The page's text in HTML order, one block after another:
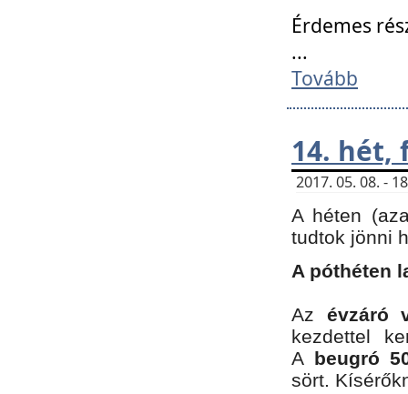
Érdemes
...
Tovább
14. hét,
2017. 05. 08. -
A héten
tudtok jönni
A póthéten
Az évzáró
kezdettel
A beugró
sört.